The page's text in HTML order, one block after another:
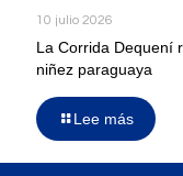
10 julio 2026
La Corrida Dequení
niñez paraguaya
Lee más